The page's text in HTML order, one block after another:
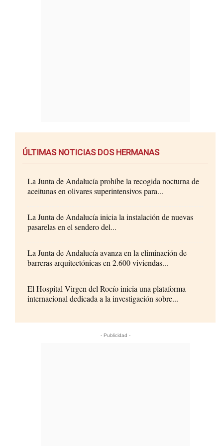
ÚLTIMAS NOTICIAS DOS HERMANAS
La Junta de Andalucía prohíbe la recogida nocturna de
aceitunas en olivares superintensivos para...
La Junta de Andalucía inicia la instalación de nuevas
pasarelas en el sendero del...
La Junta de Andalucía avanza en la eliminación de
barreras arquitectónicas en 2.600 viviendas...
El Hospital Virgen del Rocío inicia una plataforma
internacional dedicada a la investigación sobre...
- Publicidad -